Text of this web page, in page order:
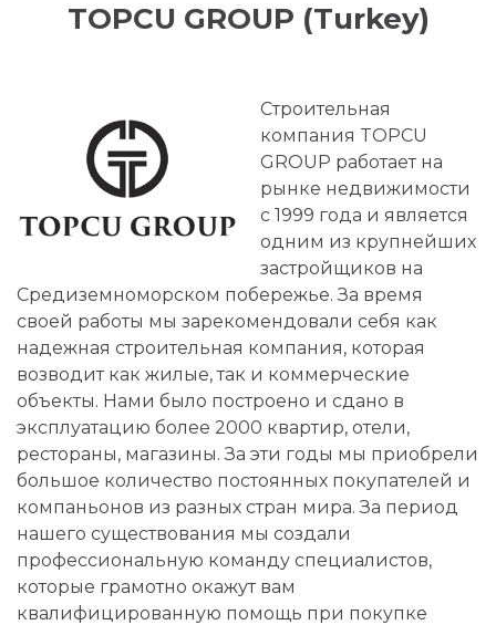
TOPCU GROUP (Turkey)
Строительная
компания TOPCU
GROUP работает на
рынке недвижимости
с 1999 года и является
одним из крупнейших
застройщиков на
Средиземноморском побережье. За время
своей работы мы зарекомендовали себя как
надежная строительная компания, которая
возводит как жилые, так и коммерческие
объекты. Нами было построено и сдано в
эксплуатацию более 2000 квартир, отели,
рестораны, магазины. За эти годы мы приобрели
большое количество постоянных покупателей и
компаньонов из разных стран мира. За период
нашего существования мы создали
профессиональную команду специалистов,
которые грамотно окажут вам
квалифицированную помощь при покупке